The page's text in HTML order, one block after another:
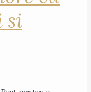
si